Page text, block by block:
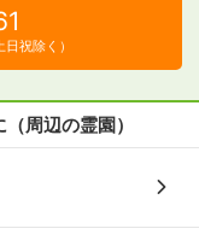
祝除く）
周辺の霊園）